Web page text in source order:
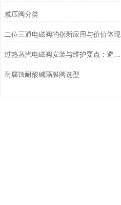
减压阀分类
二位三通电磁阀的创新应用与价值体现
耐腐蚀耐酸碱隔膜阀选型